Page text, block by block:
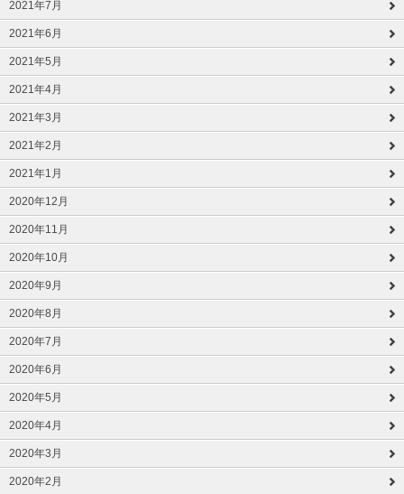
2021年7月
2021年6月
2021年5月
2021年4月
2021年3月
2021年2月
2021年1月
2020年12月
2020年11月
2020年10月
2020年9月
2020年8月
2020年7月
2020年6月
2020年5月
2020年4月
2020年3月
2020年2月